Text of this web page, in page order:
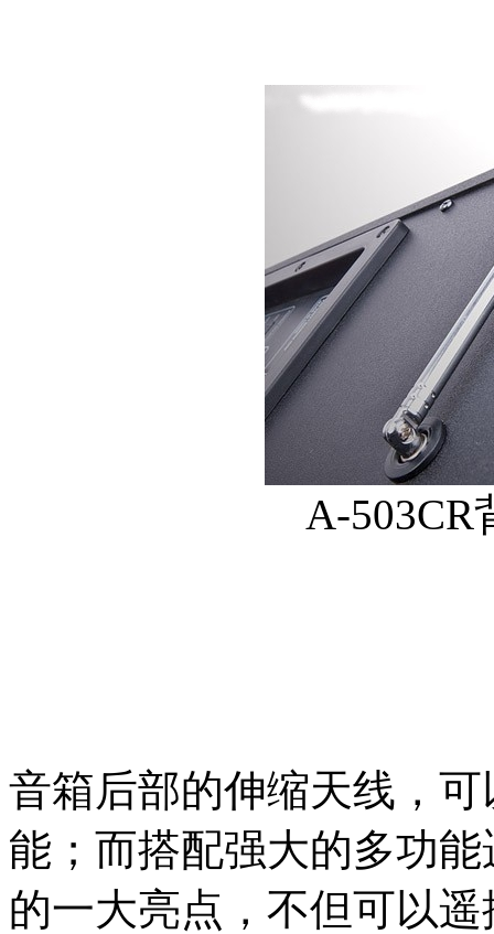
A-503CR
音箱后部的伸缩天线，
能；而搭配强大的多功
的一大亮点，不但可以